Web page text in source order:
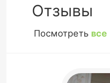
Отзывы
Посмотреть все